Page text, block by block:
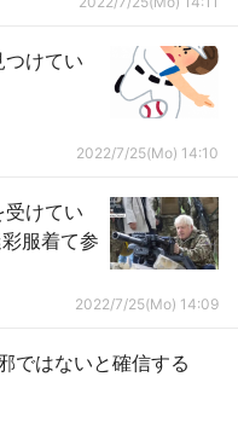
けてい
2022/7/25(Mo) 14:10
受けてい
服着て参
2022/7/25(Mo) 14:09
ではないと確信する